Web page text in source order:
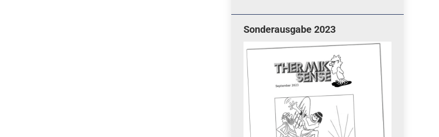
Sonderausgabe 2023
Quicklinks
News
Termine